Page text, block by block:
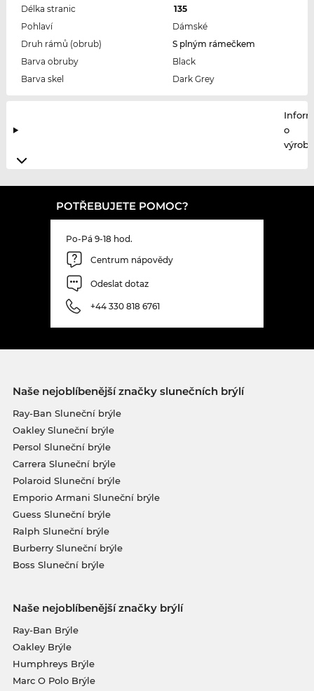
Délka stranic
135
Pohlaví
Dámské
Druh rámů (obrub)
S plným rámečkem
Barva obruby
Black
Barva skel
Dark Grey
o
POTŘEBUJETE POMOC?
Po-Pá 9-18 hod.
Centrum nápovědy
Odeslat dotaz
+44 330 818 6761
Naše nejoblíbenější značky slunečních brýlí
Ray-Ban Sluneční brýle
Oakley Sluneční brýle
Persol Sluneční brýle
Carrera Sluneční brýle
Polaroid Sluneční brýle
Emporio Armani Sluneční brýle
Guess Sluneční brýle
Ralph Sluneční brýle
Burberry Sluneční brýle
Boss Sluneční brýle
Naše nejoblíbenější značky brýlí
Ray-Ban Brýle
Oakley Brýle
Humphreys Brýle
Marc O Polo Brýle